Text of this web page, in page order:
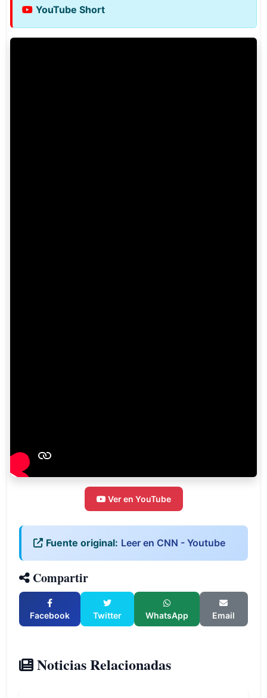
YouTube Short
Ver en YouTube
Fuente original: Leer en CNN - Youtube
Compartir
Facebook Twitter WhatsApp Email
Noticias Relacionadas